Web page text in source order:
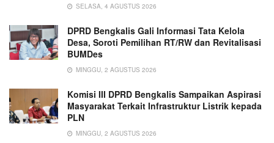
SELASA, 4 AGUSTUS 2026
DPRD Bengkalis Gali Informasi Tata Kelola
Desa, Soroti Pemilihan RT/RW dan Revitalisasi
BUMDes
MINGGU, 2 AGUSTUS 2026
Komisi III DPRD Bengkalis Sampaikan Aspirasi
Masyarakat Terkait Infrastruktur Listrik kepada
PLN
MINGGU, 2 AGUSTUS 2026